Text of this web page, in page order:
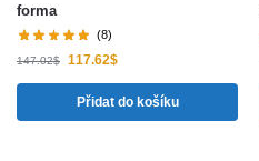
forma
(8)
147.02$ 117.62$
Přidat do košíku